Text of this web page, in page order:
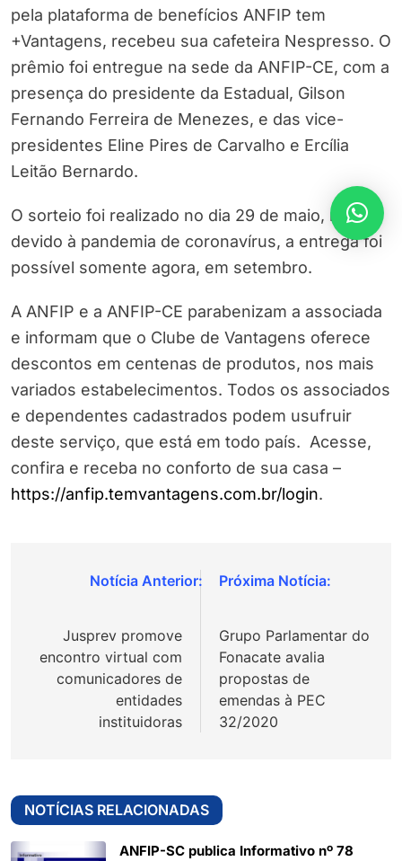
pela plataforma de benefícios ANFIP tem
+Vantagens, recebeu sua cafeteira Nespresso. O
prêmio foi entregue na sede da ANFIP-CE, com a
presença do presidente da Estadual, Gilson
Fernando Ferreira de Menezes, e das vice-
presidentes Eline Pires de Carvalho e Ercília
Leitão Bernardo.
O sorteio foi realizado no dia 29 de maio, mas,
devido à pandemia de coronavírus, a entrega foi
possível somente agora, em setembro.
A ANFIP e a ANFIP-CE parabenizam a associada
e informam que o Clube de Vantagens oferece
descontos em centenas de produtos, nos mais
variados estabelecimentos. Todos os associados
e dependentes cadastrados podem usufruir
deste serviço, que está em todo país. Acesse,
confira e receba no conforto de sua casa –
https://anfip.temvantagens.com.br/login.
Navegação
Post
Jusprev promove
encontro virtual com
comunicadores de
entidades
instituidoras
Grupo Parlamentar do
Fonacate avalia
propostas de
emendas à PEC
32/2020
NOTÍCIAS RELACIONADAS
ANFIP-SC publica Informativo nº 78